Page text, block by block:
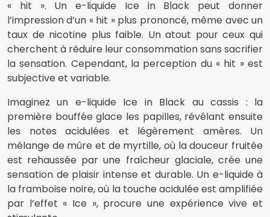
« hit ». Un e-liquide Ice in Black peut donner
l’impression d’un « hit » plus prononcé, même avec un
taux de nicotine plus faible. Un atout pour ceux qui
cherchent à réduire leur consommation sans sacrifier
la sensation. Cependant, la perception du « hit » est
subjective et variable.
Imaginez un e-liquide Ice in Black au cassis : la
première bouffée glace les papilles, révélant ensuite
les notes acidulées et légèrement amères. Un
mélange de mûre et de myrtille, où la douceur fruitée
est rehaussée par une fraîcheur glaciale, crée une
sensation de plaisir intense et durable. Un e-liquide à
la framboise noire, où la touche acidulée est amplifiée
par l’effet « Ice », procure une expérience vive et